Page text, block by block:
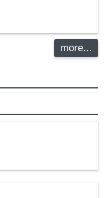
more...